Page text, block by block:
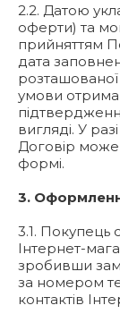
2.2. Датою
оферти) та
прийняттям
дата
розташованої
умови
вигляді. У
Договір
формі.
3.
3.1.
Інтернет-
зробивши
за номером
контактів